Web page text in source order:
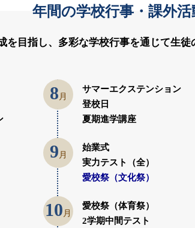
年間の学校行事・課外活
を目指し、多彩な学校行事を通じて生徒
8月
サマーエクステンション
登校日
夏期進学講座
9月
始業式
実力テスト（全）
愛校祭（文化祭）
10月
愛校祭（体育祭）
2学期中間テスト